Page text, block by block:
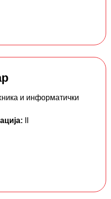
и информатички